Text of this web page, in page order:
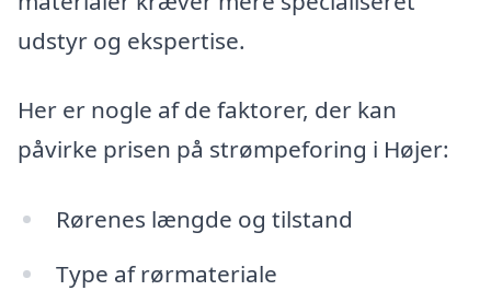
udstyr og ekspertise.
Her er nogle af de faktorer, der kan
påvirke prisen på strømpeforing i Højer:
Rørenes længde og tilstand
Type af rørmateriale